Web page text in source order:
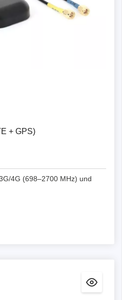
+ GPS)
4G (698–2700 MHz) und